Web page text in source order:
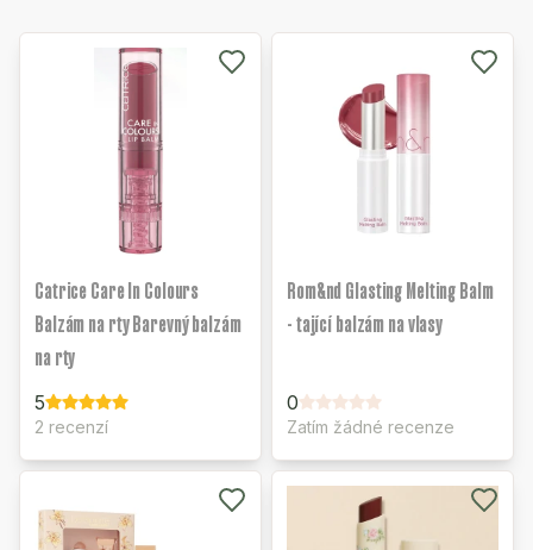
Catrice Care In Colours
Balzám na rty Barevný balzám
na rty
5
2 recenzí
Rom&nd Glasting Melting Balm
- tající balzám na vlasy
0
Zatím žádné recenze